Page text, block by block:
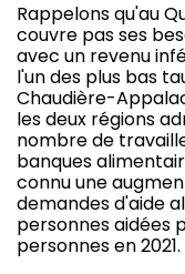
Rappelons qu'au
couvre pas ses
avec un revenu
l'un des plus bas
Chaudière-
les deux régions
nombre de
banques
connu une
demandes d'aide
personnes aidées
personnes en 2021.